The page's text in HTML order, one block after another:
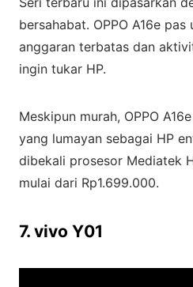
bersahabat. OPPO A16e
anggaran terbatas dan
ingin tukar HP.
Meskipun murah, OPPO
yang lumayan sebagai HP
dibekali prosesor Mediatek
mulai dari Rp1.699.000.
7. vivo Y01